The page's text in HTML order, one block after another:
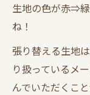
生地の色が赤⇒
ね！
張り替える生地
り扱っているメ
んでいただくこと